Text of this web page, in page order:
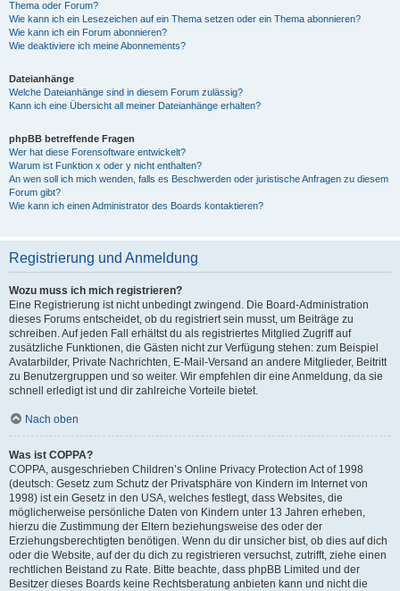
Thema oder Forum?
Wie kann ich ein Lesezeichen auf ein Thema setzen oder ein Thema abonnieren?
Wie kann ich ein Forum abonnieren?
Wie deaktiviere ich meine Abonnements?
Dateianhänge
Welche Dateianhänge sind in diesem Forum zulässig?
Kann ich eine Übersicht all meiner Dateianhänge erhalten?
phpBB betreffende Fragen
Wer hat diese Forensoftware entwickelt?
Warum ist Funktion x oder y nicht enthalten?
An wen soll ich mich wenden, falls es Beschwerden oder juristische Anfragen zu diesem
Forum gibt?
Wie kann ich einen Administrator des Boards kontaktieren?
Registrierung und Anmeldung
Wozu muss ich mich registrieren?
Eine Registrierung ist nicht unbedingt zwingend. Die Board-Administration
dieses Forums entscheidet, ob du registriert sein musst, um Beiträge zu
schreiben. Auf jeden Fall erhältst du als registriertes Mitglied Zugriff auf
zusätzliche Funktionen, die Gästen nicht zur Verfügung stehen: zum Beispiel
Avatarbilder, Private Nachrichten, E-Mail-Versand an andere Mitglieder, Beitritt
zu Benutzergruppen und so weiter. Wir empfehlen dir eine Anmeldung, da sie
schnell erledigt ist und dir zahlreiche Vorteile bietet.
Nach oben
Was ist COPPA?
COPPA, ausgeschrieben Children’s Online Privacy Protection Act of 1998
(deutsch: Gesetz zum Schutz der Privatsphäre von Kindern im Internet von
1998) ist ein Gesetz in den USA, welches festlegt, dass Websites, die
möglicherweise persönliche Daten von Kindern unter 13 Jahren erheben,
hierzu die Zustimmung der Eltern beziehungsweise des oder der
Erziehungsberechtigten benötigen. Wenn du dir unsicher bist, ob dies auf dich
oder die Website, auf der du dich zu registrieren versuchst, zutrifft, ziehe einen
rechtlichen Beistand zu Rate. Bitte beachte, dass phpBB Limited und der
Besitzer dieses Boards keine Rechtsberatung anbieten kann und nicht die